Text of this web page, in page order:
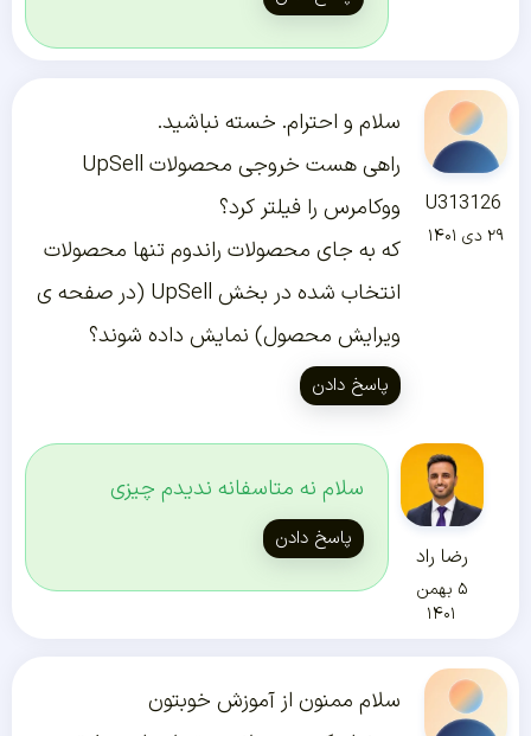
U313126
۲۹ دی ۱۴۰۱
سلام و احترام. خسته نباشید.
راهی هست خروجی محصولات UpSell
ووکامرس را فیلتر کرد؟
که به جای محصولات راندوم تنها محصولات
انتخاب شده در بخش UpSell (در صفحه ی
ویرایش محصول) نمایش داده شوند؟
پاسخ دادن
رضا راد
۵ بهمن
۱۴۰۱
سلام نه متاسفانه ندیدم چیزی
پاسخ دادن
سلام ممنون از آموزش خوبتون